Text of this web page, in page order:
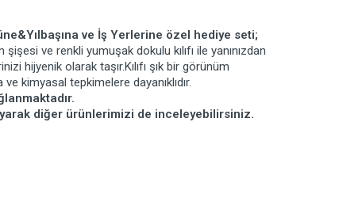
ve İş Yerlerine özel hediye seti;
şişesi ve renkli yumuşak dokulu kılıfı ile yanınızdan
hijyenik olarak taşır.Kılıfı şık bir görünüm
kimyasal tepkimelere dayanıklıdır.
diğer ürünlerimizi de inceleyebilirsiniz.